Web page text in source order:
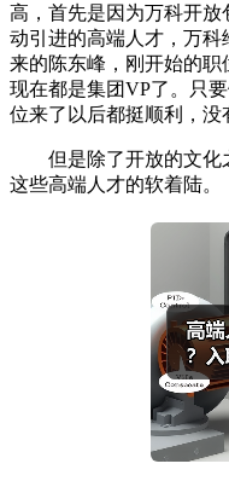
高，首先是因为万科开放
动引进的高端人才，万
来的陈东峰，刚开始的职
现在都是集团VP了。只
位来了以后都挺顺利，没
但是除了开放的文化
这些高端人才的软着陆。